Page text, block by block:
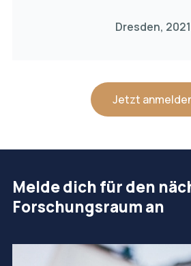
Dresden, 2021
Jetzt
Melde dich für den
Forschungsraum an